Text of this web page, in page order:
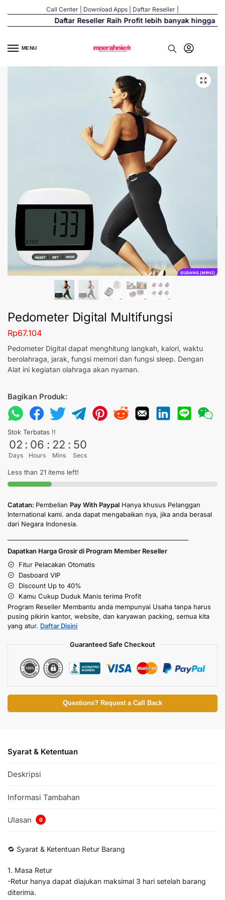
Call Center Download Apps Daftar Reseller
Daftar Reseller Raih Profit lebih banyak hingga
MENU
GUDANG [MRH2]
Pedometer Digital Multifungsi
Rp67.104
Pedometer Digital dapat menghitung langkah, kalori, waktu
berolahraga, jarak, fungsi memori dan fungsi sleep. Dengan
Alat ini kegiatan olahraga akan nyaman.
Bagikan Produk:
Stok Terbatas !!
02
Days
: 06
Hours
: 22
Mins
: 49
Secs
Less than 21 items left!
Catatan: Pembelian Pay With Paypal Hanya khusus Pelanggan
International kami. anda dapat mengabaikan nya, jika anda berasal
dari Negara Indonesia.
Dapatkan Harga Grosir di Program Member Reseller
Fitur Pelacakan Otomatis
Dasboard VIP
Discount Up to 40%
Kamu Cukup Duduk Manis terima Profit
Program Reseller Membantu anda mempunyai Usaha tanpa harus
pusing pikirin kantor, website, dan karyawan packing, semua kita
yang atur. Daftar Disini
Guaranteed Safe Checkout
Questions? Request a Call Back
Syarat & Ketentuan
Deskripsi
Informasi Tambahan
Ulasan 0
🔁 Syarat & Ketentuan Retur Barang
1. Masa Retur
-Retur hanya dapat diajukan maksimal 3 hari setelah barang
diterima.